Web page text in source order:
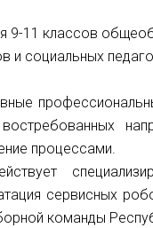
11 классов
и социальных
процессами.
сервисных
команды